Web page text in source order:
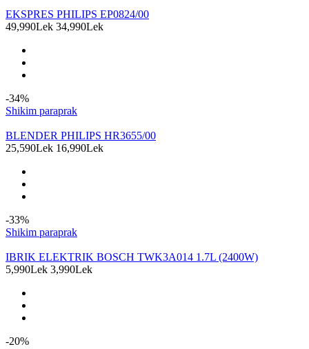
EKSPRES PHILIPS EP0824/00
49,990Lek 34,990Lek
-34%
Shikim paraprak
BLENDER PHILIPS HR3655/00
25,590Lek 16,990Lek
-33%
Shikim paraprak
IBRIK ELEKTRIK BOSCH TWK3A014 1.7L (2400W)
5,990Lek 3,990Lek
-20%